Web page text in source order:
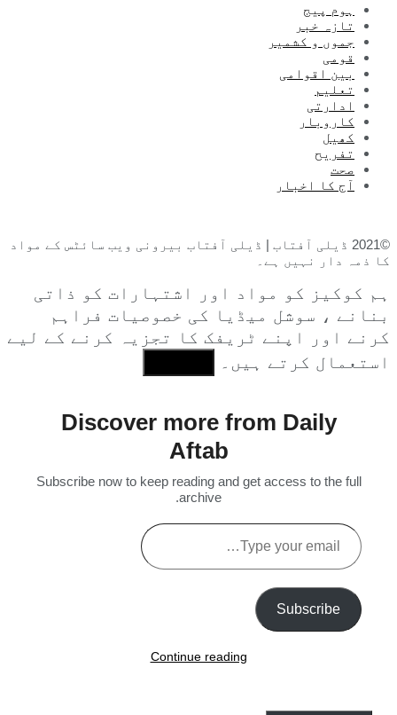
ہوم پیج
تازہ خبر
جموں و کشمیر
قومی
بین اقوامی
تعلیم
ادارتی
کاروبار
کھیل
تفریح
صحت
آج کا اخبار
©2021 ڈیلی آفتاب | ڈیلی آفتاب بیرونی ویب سائٹس کے مواد
کا ذمہ دار نہیں ہے۔
ہم کوکیز کو مواد اور اشتہارات کو ذاتی
بنانے ، سوشل میڈیا کی خصوصیات فراہم
کرنے اور اپنے ٹریفک کا تجزیہ کرنے کے لیے
استعمال کرتے ہیں۔
Discover more from Daily
Aftab
Subscribe now to keep reading and get access to the full
archive.
Type
your
Subscribe
Continue reading